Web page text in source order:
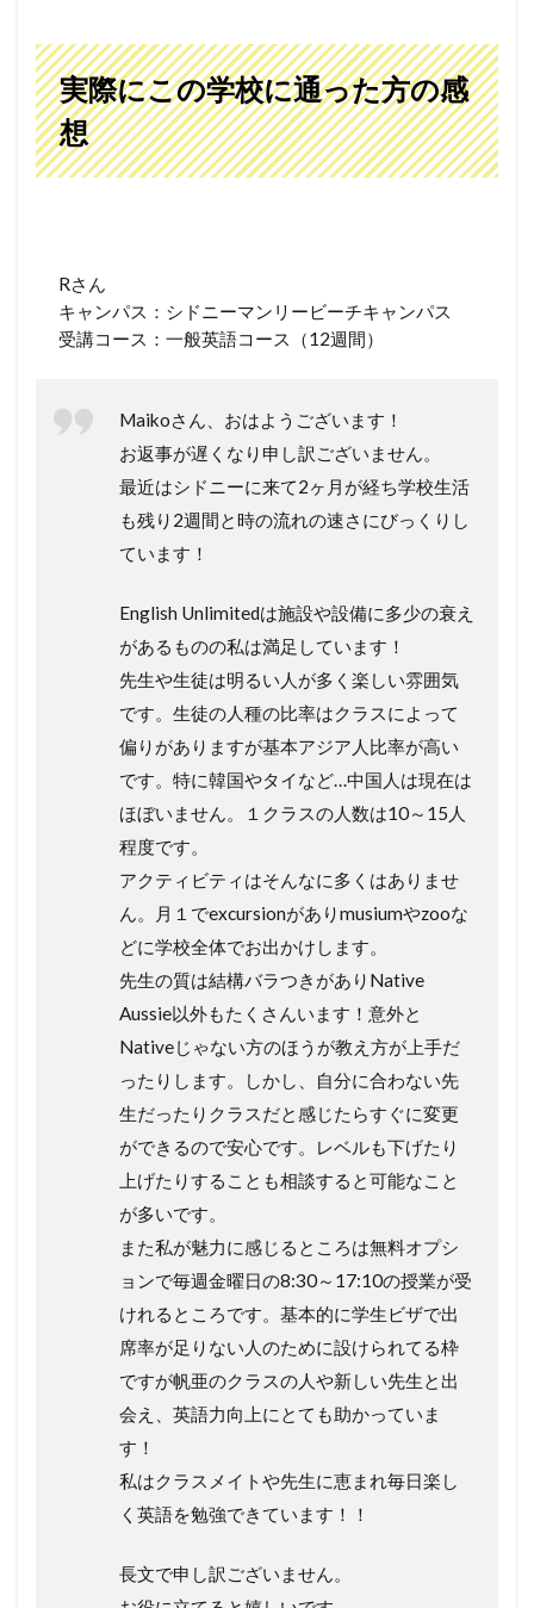
実際にこの学校に通った方の感
想
Rさん
キャンパス：シドニーマンリービーチキャンパス
受講コース：一般英語コース（12週間）
Maikoさん、おはようございます！
お返事が遅くなり申し訳ございません。
最近はシドニーに来て2ヶ月が経ち学校生活
も残り2週間と時の流れの速さにびっくりし
ています！
English Unlimitedは施設や設備に多少の衰え
があるものの私は満足しています！
先生や生徒は明るい人が多く楽しい雰囲気
です。生徒の人種の比率はクラスによって
偏りがありますが基本アジア人比率が高い
です。特に韓国やタイなど…中国人は現在は
ほぼいません。１クラスの人数は10～15人
程度です。
アクティビティはそんなに多くはありませ
ん。月１でexcursionがありmusiumやzooな
どに学校全体でお出かけします。
先生の質は結構バラつきがありNative
Aussie以外もたくさんいます！意外と
Nativeじゃない方のほうが教え方が上手だ
ったりします。しかし、自分に合わない先
生だったりクラスだと感じたらすぐに変更
ができるので安心です。レベルも下げたり
上げたりすることも相談すると可能なこと
が多いです。
また私が魅力に感じるところは無料オプシ
ョンで毎週金曜日の8:30～17:10の授業が受
けれるところです。基本的に学生ビザで出
席率が足りない人のために設けられてる枠
ですが帆亜のクラスの人や新しい先生と出
会え、英語力向上にとても助かっていま
す！
私はクラスメイトや先生に恵まれ毎日楽し
く英語を勉強できています！！
長文で申し訳ございません。